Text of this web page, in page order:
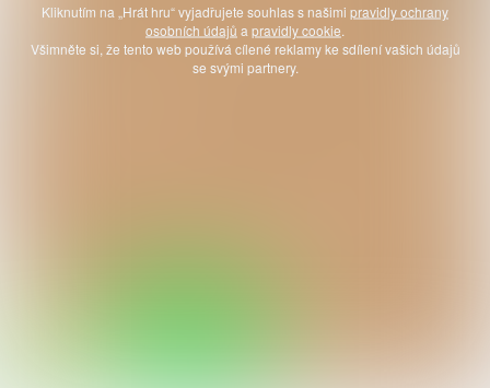
Kliknutím na „Hrát hru“ vyjadřujete souhlas s našimi pravidly ochrany
osobních údajů a pravidly cookie.
Všimněte si, že tento web používá cílené reklamy ke sdílení vašich údajů
se svými partnery.